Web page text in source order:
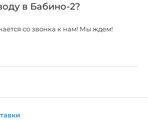
в Бабино-2?
со звонка к нам! Мы ждем!